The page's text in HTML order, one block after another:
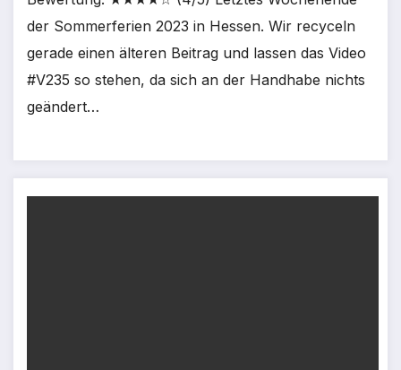
der Sommerferien 2023 in Hessen. Wir recyceln
gerade einen älteren Beitrag und lassen das Video
#V235 so stehen, da sich an der Handhabe nichts
geändert…